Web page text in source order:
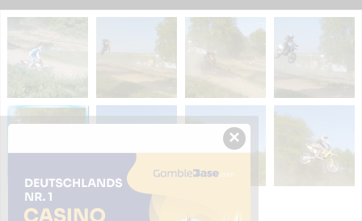
×